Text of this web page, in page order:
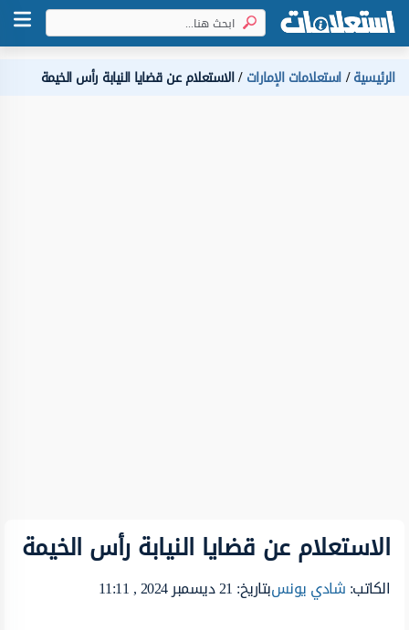
الرئيسية استعلامات الإمارات الاستعلام عن قضايا النيابة رأس الخيمة
الاستعلام عن قضايا النيابة رأس الخيمة
الكاتب:شادي يونسبتاريخ: 21 ديسمبر 2024 , 11:11